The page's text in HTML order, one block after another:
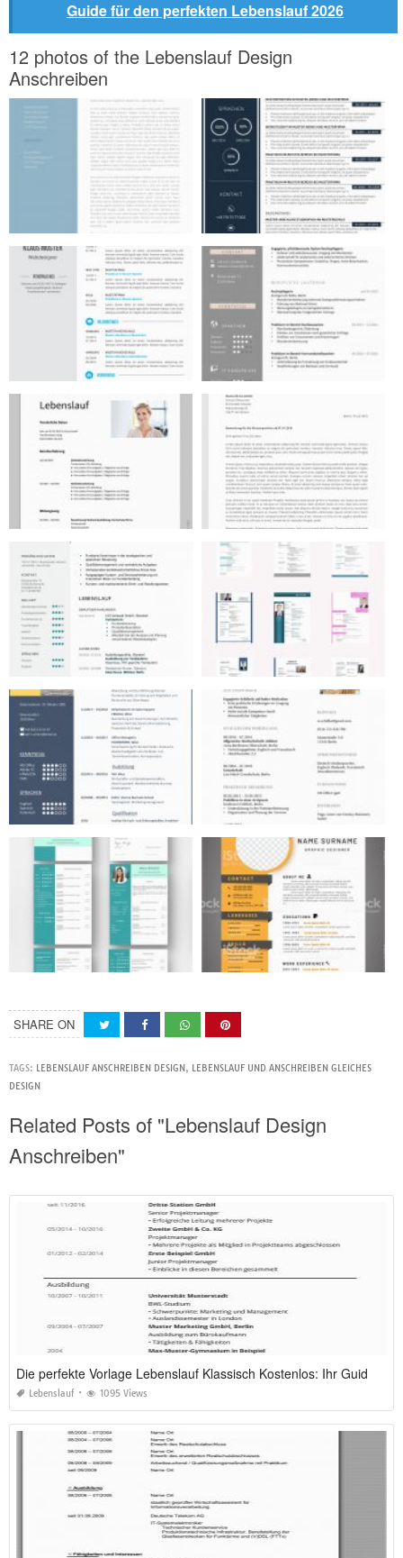
Guide für den perfekten Lebenslauf 2026
12 photos of the Lebenslauf Design
Anschreiben
SHARE ON
TAGS: LEBENSLAUF ANSCHREIBEN DESIGN, LEBENSLAUF UND ANSCHREIBEN GLEICHES
DESIGN
Related Posts of "Lebenslauf Design
Anschreiben"
Lebenslauf 1095 Views